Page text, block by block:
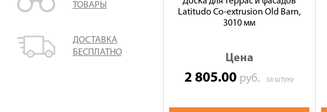
ТОВАРЫ
ДОСТАВКА
БЕСПЛАТНО
Latitudo Co-extrusion Old Barn,
3010 мм
Цена
2 805.00 руб.за штуку